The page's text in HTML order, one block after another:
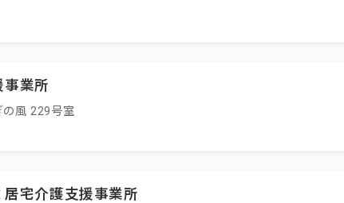
事業所
の風 229号室
宅介護支援事業所